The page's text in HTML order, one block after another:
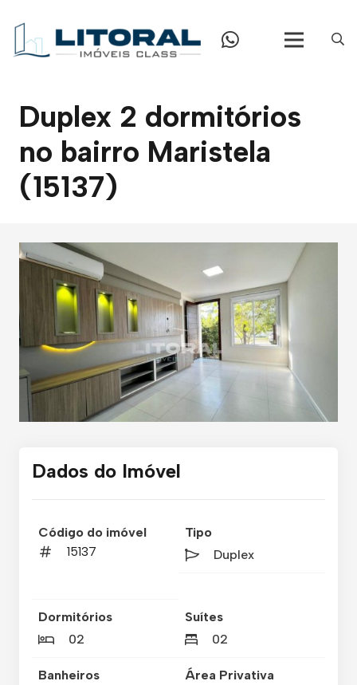
Duplex 2 dormitórios
no bairro Maristela
(15137)
Dados do Imóvel
Código do imóvel
15137
Tipo
Duplex
Dormitórios
02
Suítes
02
Banheiros
Área Privativa